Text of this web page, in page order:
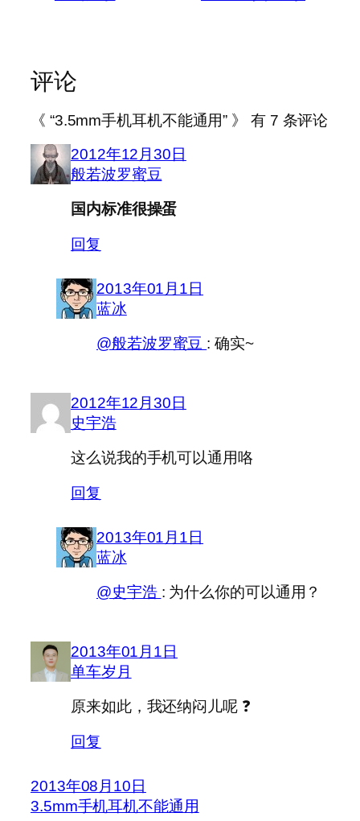
评论
《 “3.5mm手机耳机不能通用” 》 有 7 条评论
2012年12月30日
般若波罗蜜豆
国内标准很操蛋
回复
2013年01月1日
蓝冰
@般若波罗蜜豆 : 确实~
2012年12月30日
史宇浩
这么说我的手机可以通用咯
回复
2013年01月1日
蓝冰
@史宇浩 : 为什么你的可以通用？
2013年01月1日
单车岁月
原来如此，我还纳闷儿呢 ❓
回复
2013年08月10日
3.5mm手机耳机不能通用